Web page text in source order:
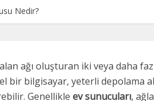
Nedir?
ağı oluşturan iki veya daha
bir bilgisayar, yeterli depolama
Genellikle ev sunucuları,